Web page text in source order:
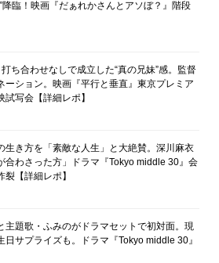
降臨！映画『だぁれかさんとアソぼ？』階段
ち合わせなしで成立した“真の兄妹”感。監督
ーション。映画『平行と垂直』東京プレミア
写会【詳細レポ】
生き方を「素敵な人生」と大絶賛。深川麻衣
合わさった方」ドラマ『Tokyo middle 30』会
裂【詳細レポ】
主題歌・ふみのがドラマセットで初対面。現
日サプライズも。ドラマ『Tokyo middle 30』